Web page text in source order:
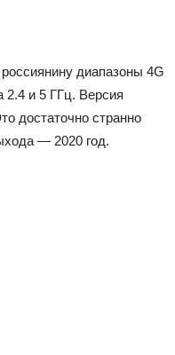
диапазоны 4G
2.4 и 5 ГГц. Версия
достаточно странно
— 2020 год.